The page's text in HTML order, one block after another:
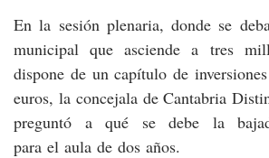
En la sesión plenaria, donde se
municipal que asciende a tres
dispone de un capítulo de
euros, la concejala de Cantabria
preguntó a qué se debe la
para el aula de dos años.